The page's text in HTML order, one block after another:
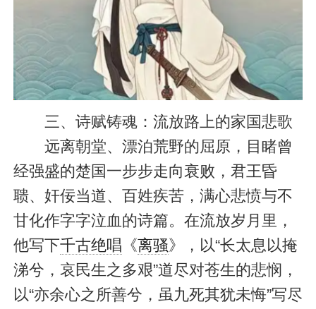
三、诗赋铸魂：流放路上的家国悲歌
远离朝堂、漂泊荒野的屈原，目睹曾
经强盛的楚国一步步走向衰败，君王昏
聩、奸佞当道、百姓疾苦，满心悲愤与不
甘化作字字泣血的诗篇。在流放岁月里，
他写下千古绝唱 《离骚》，以“长太息以掩
涕兮，哀民生之多艰”道尽对苍生的悲悯，
以“亦余心之所善兮，虽九死其犹未悔”写尽